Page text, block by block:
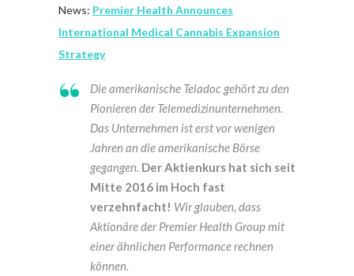
News: Premier Health Announces
International Medical Cannabis Expansion
Strategy
Die amerikanische Teladoc gehört zu den
Pionieren der Telemedizinunternehmen.
Das Unternehmen ist erst vor wenigen
Jahren an die amerikanische Börse
gegangen. Der Aktienkurs hat sich seit
Mitte 2016 im Hoch fast
verzehnfacht! Wir glauben, dass
Aktionäre der Premier Health Group mit
einer ähnlichen Performance rechnen
können.